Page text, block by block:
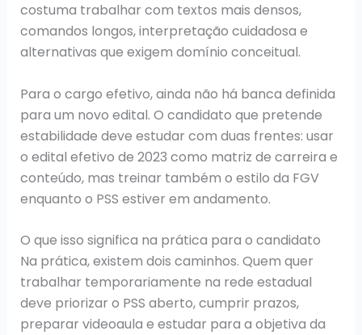
costuma trabalhar com textos mais densos,
comandos longos, interpretação cuidadosa e
alternativas que exigem domínio conceitual.
Para o cargo efetivo, ainda não há banca definida
para um novo edital. O candidato que pretende
estabilidade deve estudar com duas frentes: usar
o edital efetivo de 2023 como matriz de carreira e
conteúdo, mas treinar também o estilo da FGV
enquanto o PSS estiver em andamento.
O que isso significa na prática para o candidato
Na prática, existem dois caminhos. Quem quer
trabalhar temporariamente na rede estadual
deve priorizar o PSS aberto, cumprir prazos,
preparar videoaula e estudar para a objetiva da